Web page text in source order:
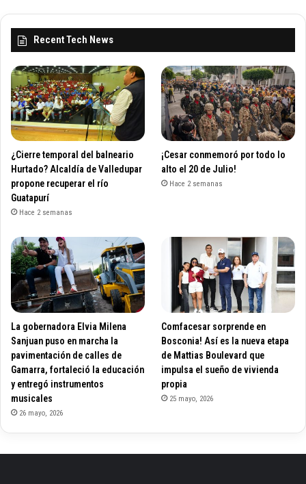
Recent Tech News
¿Cierre temporal del balneario
Hurtado? Alcaldía de Valledupar
propone recuperar el río
Guatapurí
Hace 2 semanas
¡Cesar conmemoró por todo lo
alto el 20 de Julio!
Hace 2 semanas
La gobernadora Elvia Milena
Sanjuan puso en marcha la
pavimentación de calles de
Gamarra, fortaleció la educación
y entregó instrumentos
musicales
26 mayo, 2026
Comfacesar sorprende en
Bosconia! Así es la nueva etapa
de Mattias Boulevard que
impulsa el sueño de vivienda
propia
25 mayo, 2026